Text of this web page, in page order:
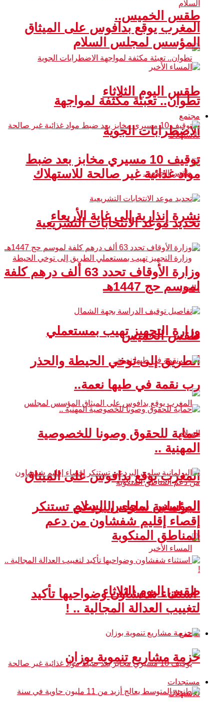
طقس الخميس..
تطوان.. تعبئة مكثفة لمواجهة
الاضطرابات الجوية
نشرة إنذارية إلى غاية الأربعاء
وزارة التجهيز تهيب بمستعملي
الطريق إلى توخي الحيطة والحذر
المغرب يوقع بدافوس على الميثاق
المؤسس لمجلس السلام
طقس اليوم الثلاثاء
مجتمع
المغرب يوقع بدافوس على الميثاق
المؤسس لمجلس السلام
طقس اليوم الثلاثاء
مجتمع
توقيف 10 مسيري مخابز بعد ضبط
مواد غذائية غير صالحة للاستهلاك
تحديد موعد الانتخابات التشريعية
وزارة الأوقاف تحدد 63 ألف درهم كلفة
لموسم حج 1447هـ
طقس الخميس
رب نقمة في طيها نعمة..
حماية للحقوق وصونا للخصوصية
المهنية ..
البرلمانية سلوى البردعي تستنكر
إقصاء إقليم شفشاون من دعم
المناطق المنكوبة
استثناء شفشاون وضواحيها تأكيد
لتغييب العدالة المجالية .. !
حزمة مشاريع تنموية بوزان
مستجدات